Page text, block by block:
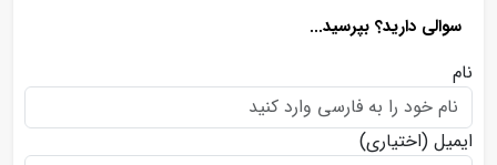
سوالی دارید؟ بپرسید...
نام
ایمیل (اختیاری)